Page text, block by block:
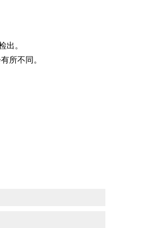
出。
所不同。